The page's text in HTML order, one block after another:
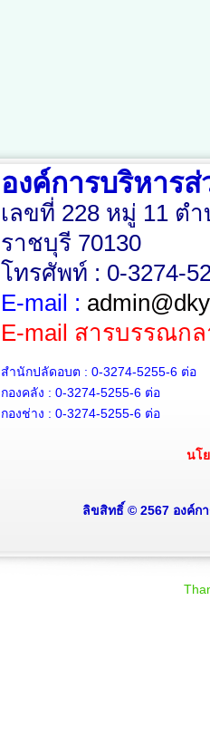
องค์การบริหาร
เลขที่ 228 หมู่ 11 ต
ราชบุรี 70130
โทรศัพท์ : 0-3274-
E-mail :
E-mail สารบรรณก
สำนักปลัดอบต : 0-3274-5255-6ต่อ
กองคลัง : 0-3274-5255-6ต่อ
กองช่าง : 0-3274-5255-6ต่อ
นโ
ลิขสิทธิ์ © 2567 องค์ก